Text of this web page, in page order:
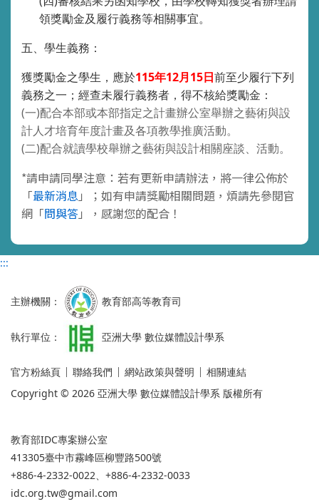
領獎勵金及履行義務等相關事宜。
五、學生義務：
獲獎勵金之學生，應於115年12月15日前至少履行下列
義務之一；經查未履行義務者，得不核給獎勵金：
(一)配合本部或本部指定之計畫辦公室舉辦之藝術與設
計人才培育年度計畫及各項教學推廣活動。
(二)配合就讀學校舉辦之藝術與設計相關座談、活動。
*請申請同學注意：若有更新申請辦法，將一律公佈於
「最新消息 」；如有申請獎勵相關問題，煩請先參閱官
網「問與答 」，感謝您的配合！
:::
主辦機關： 教育部高等教育司
執行單位： 亞洲大學 數位媒體設計學系
官方粉絲頁 聯絡我們 網站政策與聲明
相關連結
Copyright © 2026 亞洲大學 數位媒體設計學系 版權所有
教育部IDC專案辦公室
413305臺中市霧峰區柳豐路500號
+886-4-2332-0022、+886-4-2332-0033
idc.org.tw@gmail.com